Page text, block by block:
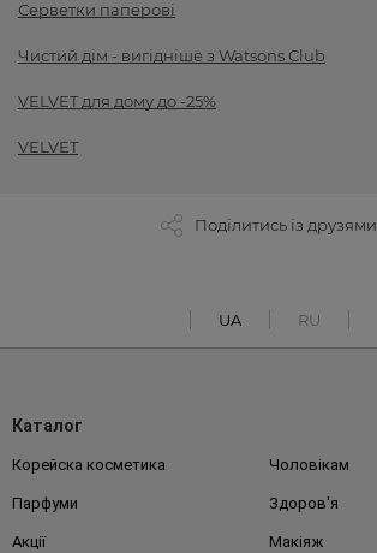
Серветки паперові
Чистий дім - вигідніше з Watsons Club
VELVET для дому до -25%
VELVET
Поділитись із друзями
UA RU
Каталог
Корейска косметика Чоловікам
Парфуми Здоров'я
Акції Макіяж